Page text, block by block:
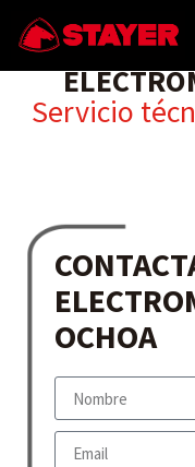
Servicio
OCHOA